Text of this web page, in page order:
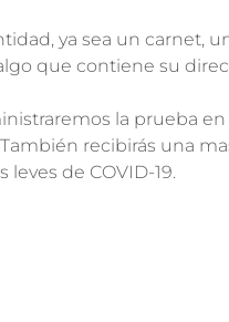
ya sea un carnet,
que contiene su
la prueba
recibirás una
de COVID-19.